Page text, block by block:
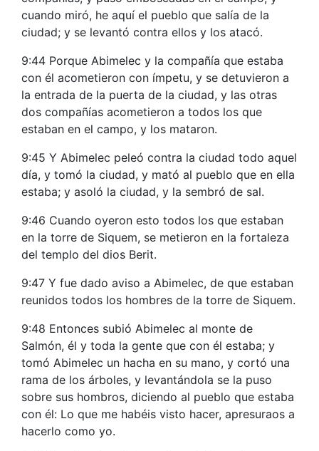
cuando miró, he aquí el pueblo que salía de la
ciudad; y se levantó contra ellos y los atacó.
9:44 Porque Abimelec y la compañía que estaba
con él acometieron con ímpetu, y se detuvieron a
la entrada de la puerta de la ciudad, y las otras
dos compañías acometieron a todos los que
estaban en el campo, y los mataron.
9:45 Y Abimelec peleó contra la ciudad todo aquel
día, y tomó la ciudad, y mató al pueblo que en ella
estaba; y asoló la ciudad, y la sembró de sal.
9:46 Cuando oyeron esto todos los que estaban
en la torre de Siquem, se metieron en la fortaleza
del templo del dios Berit.
9:47 Y fue dado aviso a Abimelec, de que estaban
reunidos todos los hombres de la torre de Siquem.
9:48 Entonces subió Abimelec al monte de
Salmón, él y toda la gente que con él estaba; y
tomó Abimelec un hacha en su mano, y cortó una
rama de los árboles, y levantándola se la puso
sobre sus hombros, diciendo al pueblo que estaba
con él: Lo que me habéis visto hacer, apresuraos a
hacerlo como yo.